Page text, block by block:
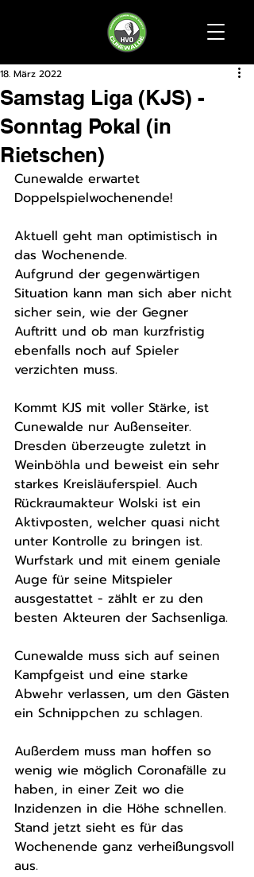
Samstag Liga (KJS) -
Sonntag Pokal (in
Rietschen)
18. März 2022
Cunewalde erwartet
Doppelspielwochenende!
Aktuell geht man optimistisch in
das Wochenende.
Aufgrund der gegenwärtigen
Situation kann man sich aber nicht
sicher sein, wie der Gegner
Auftritt und ob man kurzfristig
ebenfalls noch auf Spieler
verzichten muss.
Kommt KJS mit voller Stärke, ist
Cunewalde nur Außenseiter.
Dresden überzeugte zuletzt in
Weinböhla und beweist ein sehr
starkes Kreisläuferspiel. Auch
Rückraumakteur Wolski ist ein
Aktivposten, welcher quasi nicht
unter Kontrolle zu bringen ist.
Wurfstark und mit einem geniale
Auge für seine Mitspieler
ausgestattet - zählt er zu den
besten Akteuren der Sachsenliga.
Cunewalde muss sich auf seinen
Kampfgeist und eine starke
Abwehr verlassen, um den Gästen
ein Schnippchen zu schlagen.
Außerdem muss man hoffen so
wenig wie möglich Coronafälle zu
haben, in einer Zeit wo die
Inzidenzen in die Höhe schnellen.
Stand jetzt sieht es für das
Wochenende ganz verheißungsvoll
aus.